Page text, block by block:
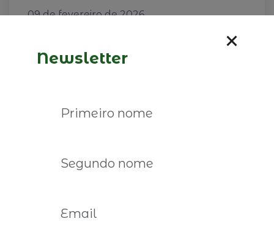
09 de fevereiro de 2026
Newsletter